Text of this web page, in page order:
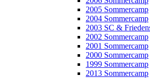
2005 Sommercamp
2004 Sommercamp
2003 SC &
2002 Sommercamp
2001 Sommercamp
2000 Sommercamp
1999 Sommercamp
2013 Sommercamp